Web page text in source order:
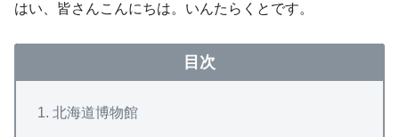
はい、皆さんこんにちは。いんたらくとです。
目次
北海道博物館